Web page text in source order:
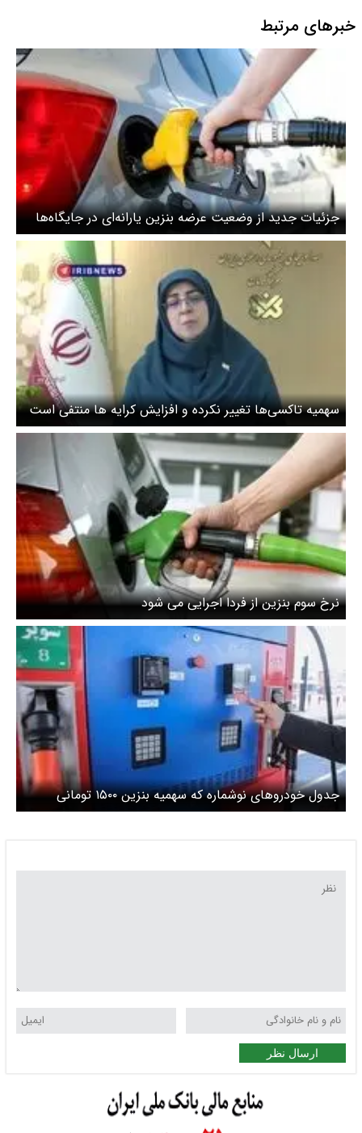
خبرهای مرتبط
جزئیات جدید از وضعیت عرضه بنزین یارانه‌ای در جایگاه‌ها
سهمیه تاکسی‌ها تغییر نکرده و افزایش کرایه ها منتفی است
+ ویدیو
نرخ سوم بنزین از فردا اجرایی می شود
جدول خودروهای نوشماره که سهمیه بنزین ۱۵۰۰ تومانی
می‌گیرند
ارسال نظر